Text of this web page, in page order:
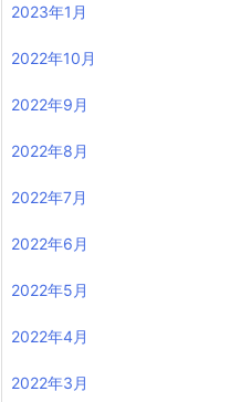
2023年1月
2022年10月
2022年9月
2022年8月
2022年7月
2022年6月
2022年5月
2022年4月
2022年3月